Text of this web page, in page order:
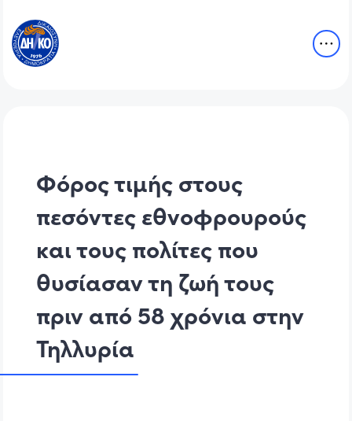
Φόρος τιμής στους
πεσόντες εθνοφρουρούς
και τους πολίτες που
θυσίασαν τη ζωή τους
πριν από 58 χρόνια στην
Τηλλυρία